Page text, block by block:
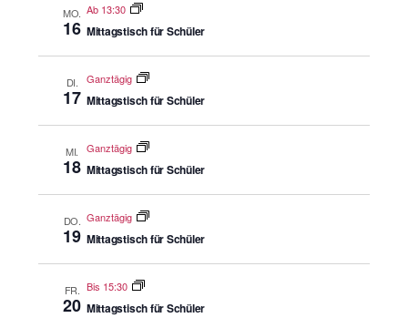
MO.
16
Ab 13:30
Mittagstisch für Schüler
DI.
17
Ganztägig
Mittagstisch für Schüler
MI.
18
Ganztägig
Mittagstisch für Schüler
DO.
19
Ganztägig
Mittagstisch für Schüler
FR.
20
Bis 15:30
Mittagstisch für Schüler